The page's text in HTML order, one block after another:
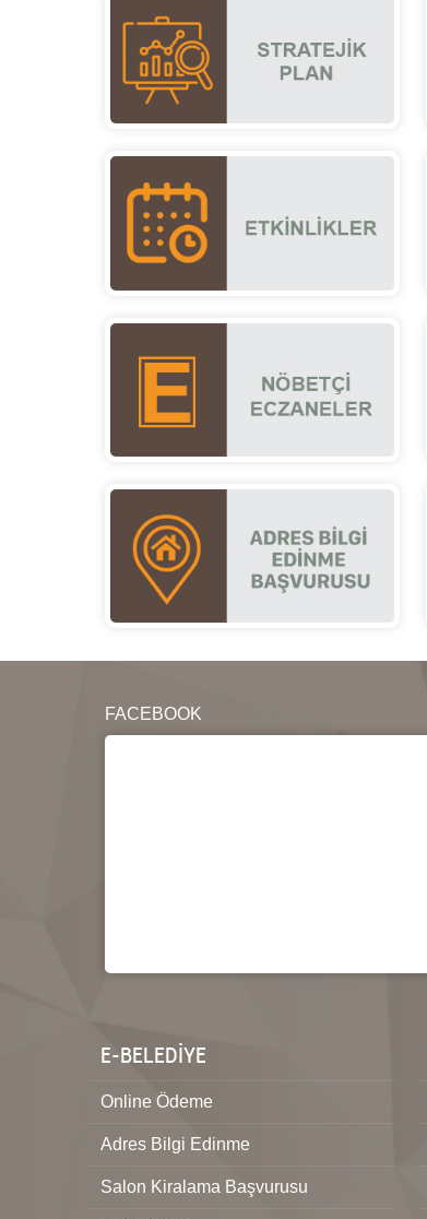
FACEBOOK
E-BELEDİYE
Online Ödeme
Adres Bilgi Edinme
Salon Kiralama Başvurusu